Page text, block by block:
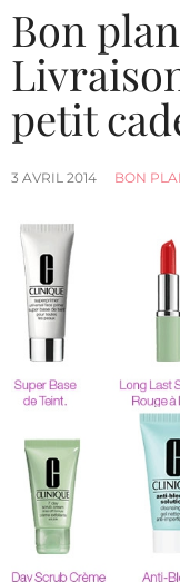
Bon
petit
3 AVRIL 2014 BON